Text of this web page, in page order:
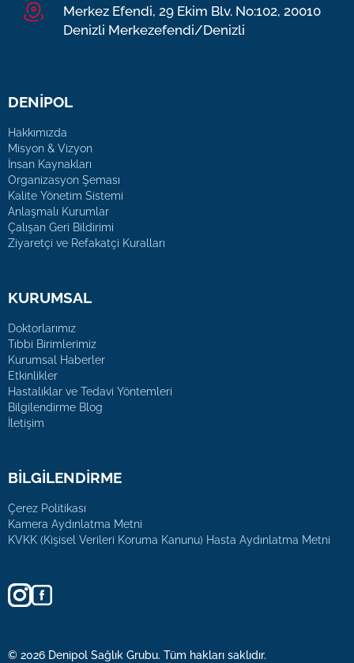
Merkez Efendi, 29 Ekim Blv. No:102, 20010
Denizli Merkezefendi/Denizli
DENİPOL
Hakkımızda
Misyon & Vizyon
İnsan Kaynakları
Organizasyon Şeması
Kalite Yönetim Sistemi
Anlaşmalı Kurumlar
Çalışan Geri Bildirimi
Ziyaretçi ve Refakatçi Kuralları
KURUMSAL
Doktorlarımız
Tıbbi Birimlerimiz
Kurumsal Haberler
Etkinlikler
Hastalıklar ve Tedavi Yöntemleri
Bilgilendirme Blog
İletişim
BİLGİLENDİRME
Çerez Politikası
Kamera Aydınlatma Metni
KVKK (Kişisel Verileri Koruma Kanunu) Hasta Aydınlatma Metni
© 2026 Denipol Sağlık Grubu. Tüm hakları saklıdır.